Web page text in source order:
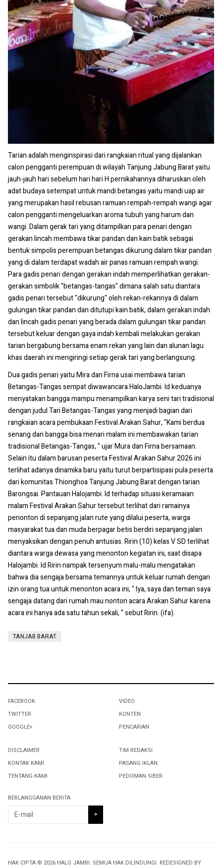
Tarian adalah menginspirasi dari rangkaian ritual yang dijalankan
calon pengganti perempuan di wilayah Tanjung Jabung Barat yaitu
jauh-jauh hari sebelum hari hari H pernikahannya diharuskan oleh
adat budaya setempat untuk mandi betangas yaitu mandi uap air
yang merupakan hasil rebusan ramuan rempah-rempah wangi agar
calon pengganti mengeluarkan aroma tubuh yang harum dan
wangi. Dalam gerak tari yang ditampilkan para penari dengan
gerakan lincah membawa tikar pandan dan kain batik sebagai
bentuk simpolis perempuan betangas dikurung dalam tikar pandan
yang di dalam terdapat wadah air panas ramuan rempah wangi.
Para gadis penari dengan gerakan indah memperlihatkan gerakan-
gerakan simbolik "betangas-tangas" dimana salah satu diantara
gadis penari tersebut "dikurung" oleh rekan-rekannya di dalam
gulungan tikar pandan dan ditutupi kain batik, dalam gerakan indah
dan lincah gadis penari yang berada dalam gulungan tikar pandan
tersebut keluar dengan gaya indah kembali melakukan gerakan
tarian bergabung bersama enam rekan yang lain dan alunan lagu
khas daerah ini mengiringi setiap gerak tari yang berlangsung.
Dua gadis penari yaitu Mira dan Firna usai membawa tarian
Betangas-Tangas sempat diwawancara HaloJambi. Id keduanya
menyatakan bangga mampu menampilkan karya seni tari tradisional
dengan judul Tari Betangas-Tangas yang menjadi bagian dari
rangkaian acara pembukaan Festival Arakan Sahur, "Kami berdua
senang dan bangga bisa menari malam ini membawakan tarian
tradisional Betangas-Tangas, " ujar Mura dan Firna bersamaan.
Selain itu dalam barusan peserta Festival Arakan Sahur 2026 ini
terlihat adanya dinamika baru yaitu turut berpartisipasi pula peserta
dari komunitas Thionghoa Tanjung Jabung Barat dengan tarian
Barongsai. Pantauan Halojambi. Id terhadap situasi keramaian
malam Festival Arakan Sahur tersebut terlihat dari ramainya
penonton di sepanjang jalan rute yang dilalui peserta, warga
masyarakat tua dan muda berpagar betis berdiri sepanjang jalan
menyaksikan dengan penuh antusias. Ririn (10) kelas V SD terlihat
diantara warga dewasa yang menonton kegiatan ini, saat disapa
Halojambi. Id Ririn nampak tersenyum malu-malu mengatakan
bahwa dia sengaja bersama temannya untuk keluar rumah dengan
izin orang tua untuk menonton acara ini, " Iya, saya dan teman saya
sengaja datang dari rumah mau nonton acara Arakan Sahur karena
acara ini hanya ada satu tahun sekali, " sebut Ririn. (ifa).
TANJAB BARAT
FACEBOOK
TWITTER
GOOGLE+
VIDEO
KONTEN
PENCARIAN
DISCLAIMER
KONTAK KAMI
TENTANG KAMI
TIM REDAKSI
PASANG IKLAN
PEDOMAN SIBER
BERLANGGANAN BERITA
HAK CIPTA © 2026 HALO JAMBI. SEMUA HAK DILINDUNGI. REDESIGNED BY